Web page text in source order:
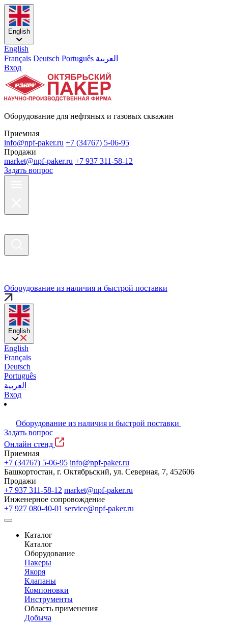
English
English
Français Deutsch Português العربية
Вход
Оборудование для нефтяных и газовых скважин
Приемная
info@npf-paker.ru +7 (34767) 5-06-95
Продажи
market@npf-paker.ru +7 937 311-58-12
Задать вопрос
Оборудование из наличия и быстрой поставки
English
English
Français
Deutsch
Português
العربية
Вход
Оборудование из наличия и быстрой поставки
Задать вопрос
Онлайн стенд
Приемная
+7 (34767) 5-06-95 info@npf-paker.ru
Башкортостан, г. Октябрьский, ул. Северная, 7, 452606
Продажи
+7 937 311-58-12 market@npf-paker.ru
Инженерное сопровождение
+7 927 080-40-01 service@npf-paker.ru
Каталог
Каталог
Оборудование
Пакеры
Якоря
Клапаны
Компоновки
Инструменты
Область применения
Добыча